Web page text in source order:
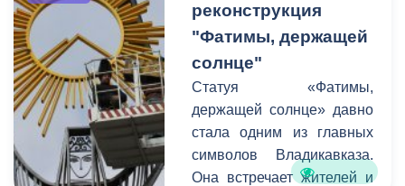
Так как вышеуказанные
территории являются
зоной ответственности
управляющих компаний
совместно,
закону не имеет права
наводить на них порядок.
реконструкция
"Фатимы, держащей
солнце"
Статуя «Фатимы,
держащей солнце» давно
стала одним из главных
символов Владикавказа.
Она встречает жителей и